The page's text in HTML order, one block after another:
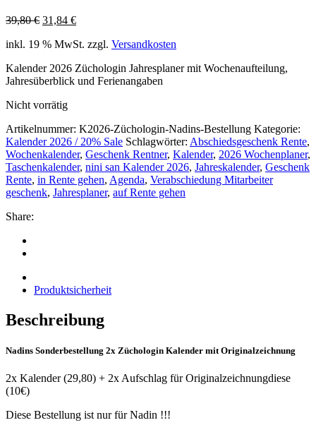
39,80€ Ursprünglicher
war:
31,84 €Aktueller
ist:
inkl. 19 % MwSt. zzgl. Versandkosten
Kalender 2026 Züchologin Jahresplaner mit Wochenaufteilung,
Jahresüberblick und Ferienangaben
Nicht vorrätig
Artikelnummer: K2026-Züchologin-Nadins-Bestellung Kategorie:
Kalender 2026 / 20% Sale Schlagwörter: Abschiedsgeschenk Rente,
Wochenkalender, Geschenk Rentner, Kalender, 2026 Wochenplaner,
Taschenkalender, nini san Kalender 2026, Jahreskalender, Geschenk
Rente, in Rente gehen, Agenda, Verabschiedung Mitarbeiter
geschenk, Jahresplaner, auf Rente gehen
Share:
Produktsicherheit
Beschreibung
Nadins Sonderbestellung 2x Züchologin Kalender mit Originalzeichnung
2x Kalender (29,80) + 2x Aufschlag für Originalzeichnungdiese
(10€)
Diese Bestellung ist nur für Nadin !!!